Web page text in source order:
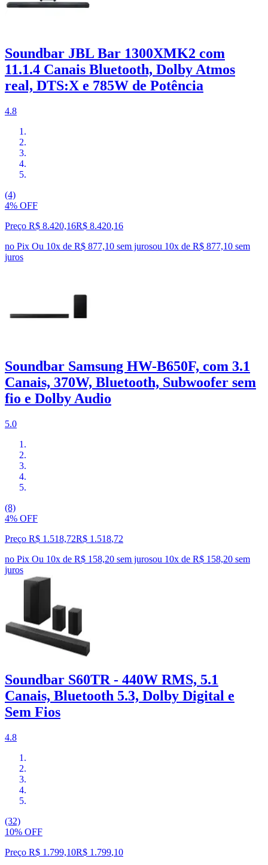
Soundbar JBL Bar 1300XMK2 com
11.1.4 Canais Bluetooth, Dolby Atmos
real, DTS:X e 785W de Potência
4.8
(4)
4% OFF
Preço R$ 8.420,16R$ 8.420,16
no Pix Ou 10x de R$ 877,10 sem jurosou 10x de R$ 877,10 sem
juros
Soundbar Samsung HW-B650F, com 3.1
Canais, 370W, Bluetooth, Subwoofer sem
fio e Dolby Audio
5.0
(8)
4% OFF
Preço R$ 1.518,72R$ 1.518,72
no Pix Ou 10x de R$ 158,20 sem jurosou 10x de R$ 158,20 sem
juros
Soundbar S60TR - 440W RMS, 5.1
Canais, Bluetooth 5.3, Dolby Digital e
Sem Fios
4.8
(32)
10% OFF
Preço R$ 1.799,10R$ 1.799,10